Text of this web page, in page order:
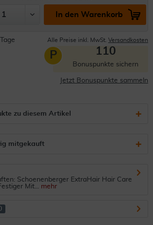
In den Warenkorb
Alle Preise inkl. MwSt. Versandkosten
P 110
Bonuspunkte sichern
Jetzt Bonuspunkte sammeln
zu diesem Artikel
mitgekauft
Schoenenberger ExtraHair Hair Care
Mit... mehr